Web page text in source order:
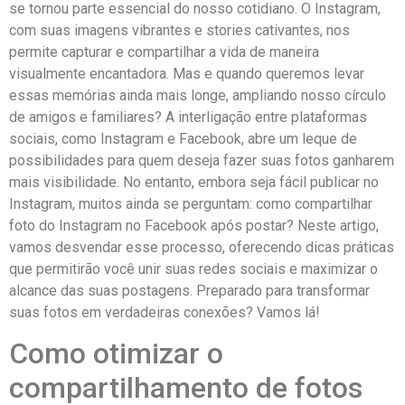
se tornou parte essencial do nosso cotidiano. O Instagram,
com‍ suas imagens vibrantes e stories cativantes, nos
permite capturar e compartilhar‍ a vida de maneira
visualmente encantadora. Mas e quando ⁤queremos levar
essas memórias ainda mais longe, ampliando nosso ⁣círculo
de amigos e familiares? A⁢ interligação entre plataformas
sociais, como Instagram e Facebook, abre um leque de
possibilidades para ​quem deseja fazer suas⁣ fotos ganharem
mais visibilidade. No entanto, embora seja fácil publicar no
Instagram, muitos ainda se ‍perguntam: como compartilhar
foto do Instagram no Facebook após postar? Neste artigo,
vamos desvendar esse processo, oferecendo dicas práticas
que permitirão você unir suas redes sociais e maximizar o
alcance das suas postagens. Preparado para transformar
suas fotos em verdadeiras⁢ conexões? Vamos lá!
Como otimizar o
compartilhamento de fotos